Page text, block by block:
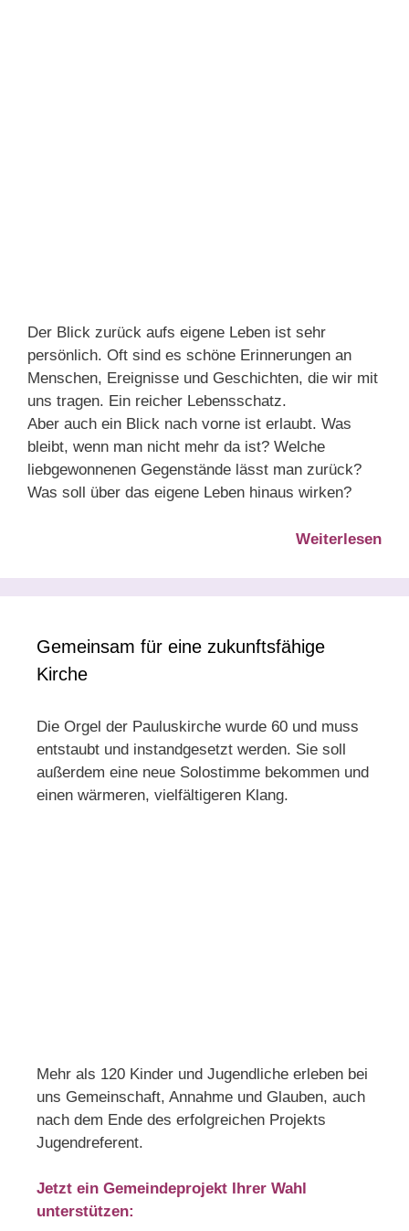
Der Blick zurück aufs eigene Leben ist sehr
persönlich. Oft sind es schöne Erinnerungen an
Menschen, Ereignisse und Geschichten, die wir mit
uns tragen. Ein reicher Lebensschatz.
Aber auch ein Blick nach vorne ist erlaubt. Was
bleibt, wenn man nicht mehr da ist? Welche
liebgewonnenen Gegenstände lässt man zurück?
Was soll über das eigene Leben hinaus wirken?
Weiterlesen
Gemeinsam für eine zukunftsfähige
Kirche
Die Orgel der Pauluskirche wurde 60 und muss
entstaubt und instandgesetzt werden. Sie soll
außerdem eine neue Solostimme bekommen und
einen wärmeren, vielfältigeren Klang.
Mehr als 120 Kinder und Jugendliche erleben bei
uns Gemeinschaft, Annahme und Glauben, auch
nach dem Ende des erfolgreichen Projekts
Jugendreferent.
Jetzt ein Gemeindeprojekt Ihrer Wahl
unterstützen: